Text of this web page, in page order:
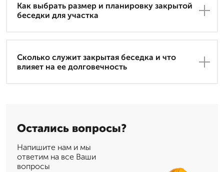
Как выбрать размер и планировку закрытой
беседки для участка
Сколько служит закрытая беседка и что
влияет на ее долговечность
Остались вопросы?
Напишите нам и мы
ответим на все Ваши
вопросы